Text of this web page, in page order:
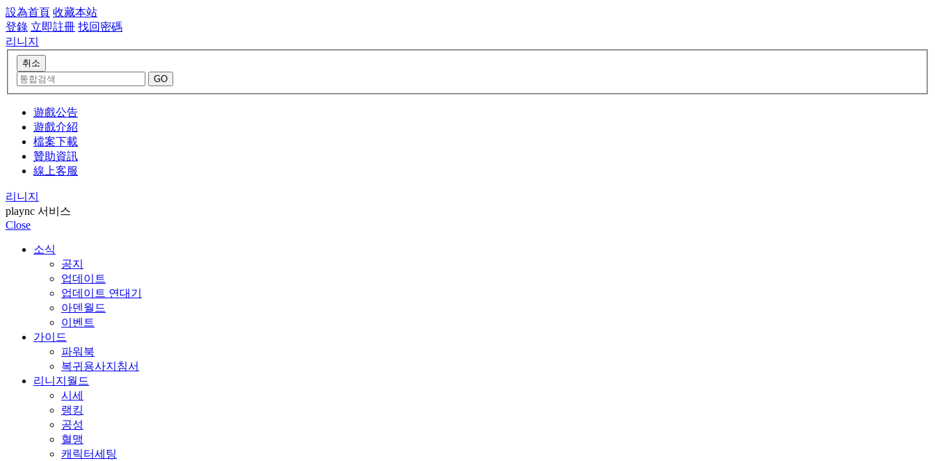
設為首頁 收藏本站
登錄 立即註冊 找回密碼
리니지
遊戲公告
遊戲介紹
檔案下載
贊助資訊
線上客服
리니지
plaync 서비스
Close
소식
공지
업데이트
업데이트 연대기
아덴월드
이벤트
가이드
파워북
복귀용사지침서
리니지월드
시세
랭킹
공성
혈맹
캐릭터세팅